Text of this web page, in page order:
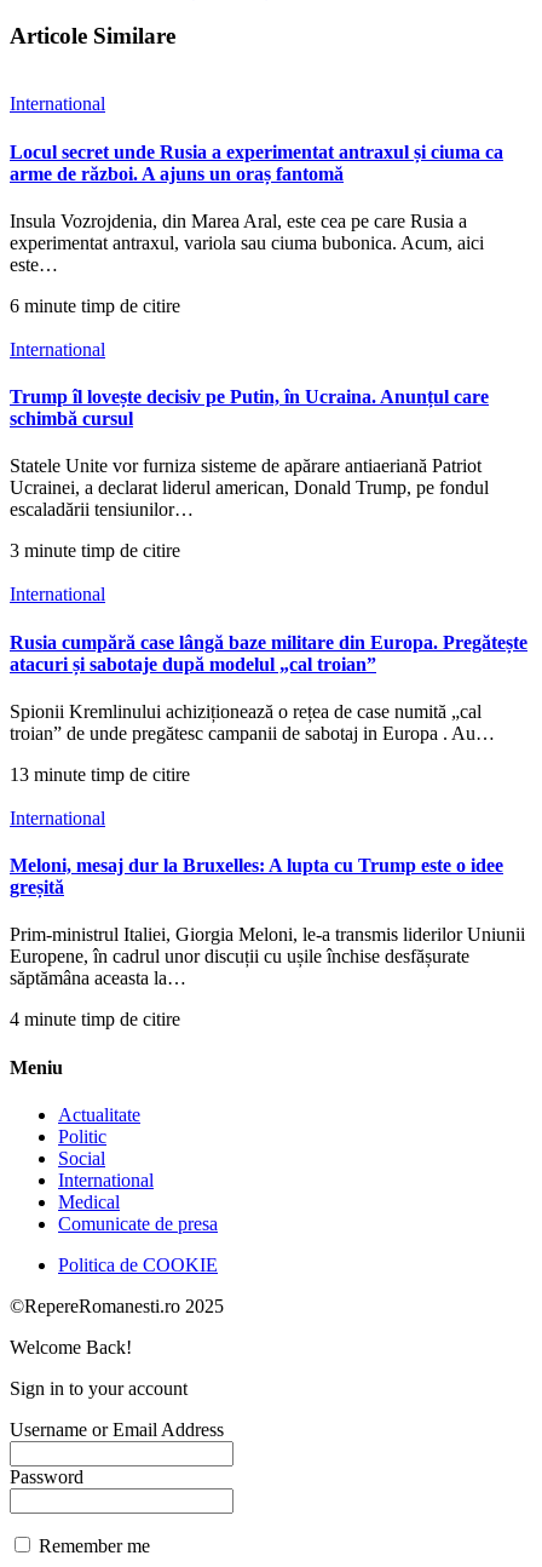
Articole Similare
International
Locul secret unde Rusia a experimentat antraxul și ciuma ca
arme de război. A ajuns un oraș fantomă
Insula Vozrojdenia, din Marea Aral, este cea pe care Rusia a
experimentat antraxul, variola sau ciuma bubonica. Acum, aici
este…
6 minute timp de citire
International
Trump îl lovește decisiv pe Putin, în Ucraina. Anunțul care
schimbă cursul
Statele Unite vor furniza sisteme de apărare antiaeriană Patriot
Ucrainei, a declarat liderul american, Donald Trump, pe fondul
escaladării tensiunilor…
3 minute timp de citire
International
Rusia cumpără case lângă baze militare din Europa. Pregătește
atacuri și sabotaje după modelul „cal troian”
Spionii Kremlinului achiziționează o rețea de case numită „cal
troian” de unde pregătesc campanii de sabotaj in Europa . Au…
13 minute timp de citire
International
Meloni, mesaj dur la Bruxelles: A lupta cu Trump este o idee
greșită
Prim-ministrul Italiei, Giorgia Meloni, le-a transmis liderilor Uniunii
Europene, în cadrul unor discuții cu ușile închise desfășurate
săptămâna aceasta la…
4 minute timp de citire
Meniu
Actualitate
Politic
Social
International
Medical
Comunicate de presa
Politica de COOKIE
©RepereRomanesti.ro 2025
Welcome Back!
Sign in to your account
Username or Email Address
Password
Remember me